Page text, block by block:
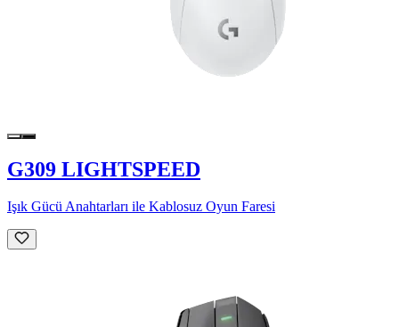
G309 LIGHTSPEED
Işık Gücü Anahtarları ile Kablosuz Oyun Faresi